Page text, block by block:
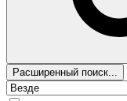
Расширенный поиск...